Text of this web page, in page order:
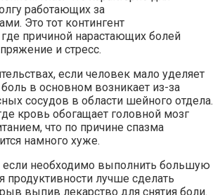
работающих за
Это тот контингент
причиной нарастающих болей
и стресс.
если человек мало уделяет
в основном возникает из-за
сосудов в области шейного отдела.
кровь обогащает головной мозг
что по причине спазма
намного хуже.
если необходимо выполнить большую
продуктивности лучше сделать
выпив лекарство для снятия боли.